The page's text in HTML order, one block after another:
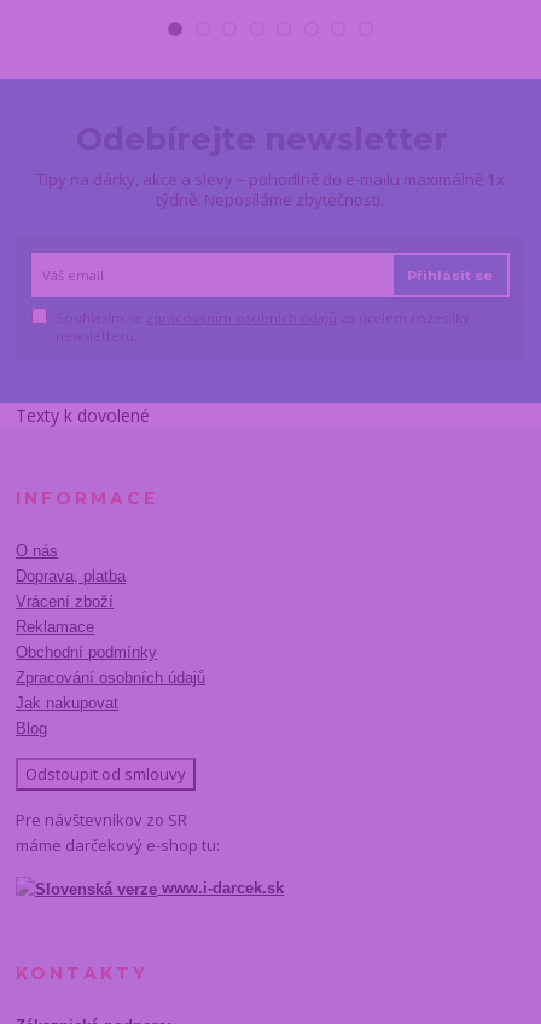
Tipy na dárky, akce a slevy – pohodlně do e-mailu maximálně 1x
týdně. Neposíláme zbytečnosti.
Přihlásit se
Texty k dovolené
INFORMACE
O nás
Doprava, platba
Vrácení zboží
Reklamace
Obchodní podmínky
Zpracování osobních údajů
Jak nakupovat
Blog
Odstoupit od smlouvy
Pre návštevníkov zo SR
máme darčekový e-shop tu:
www.i-darcek.sk
KONTAKTY